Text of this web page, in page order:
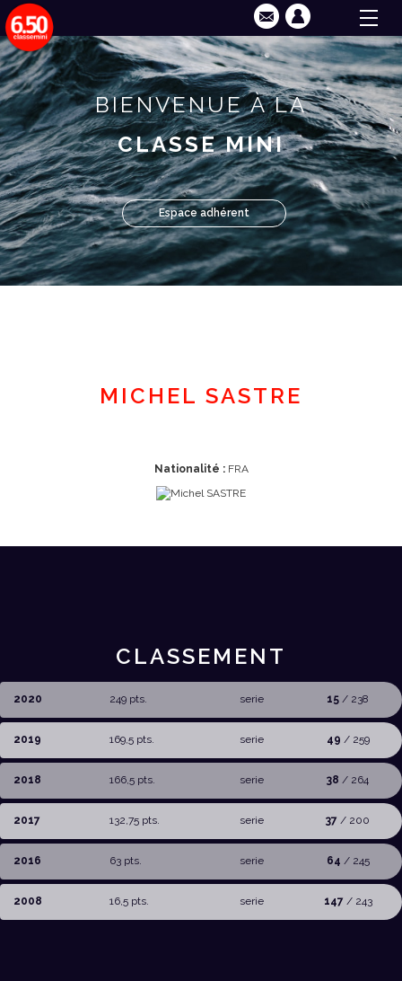
BIENVENUE À LA
CLASSE MINI
Espace adhérent
MICHEL SASTRE
Nationalité :FRA
CLASSEMENT
2020 249 pts. serie 15 / 238
2019 169,5 pts. serie 49 / 259
2018 166,5 pts. serie 38 / 264
2017 132,75 pts. serie 37 / 200
2016 63 pts. serie 64 / 245
2008 16,5 pts. serie 147/ 243